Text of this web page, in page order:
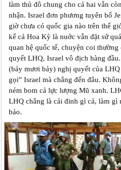
làm thủ đô chung cho cả hai vẫn
nhận. Israel đơn phương tuyên bố
giờ chưa có quốc gia nào trên thế
kể cả Hoa Kỳ là nuớc vẫn đặt sứ
quan hệ quốc tế, chuyện coi
quyết LHQ, Israel vô địch hàng
(bảy mươi bảy) nghị quyết của
gọi” Israel mà chẳng đến đâu.
ném bom cả lực lượng Mũ xanh.
LHQ chẳng là cái đinh gì cả, làm gì
bảo.